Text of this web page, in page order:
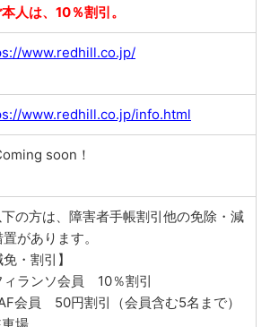
人は、10％割引。
www.redhill.co.jp/
www.redhill.co.jp/info.html
soon！
の方は、障害者手帳割引他の免除・減
があります。
免・割引】
ィランソ会員 10％割引
会員 50円割引（会員含む5名まで）